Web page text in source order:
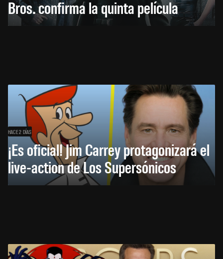
Bros. confirma la quinta película
HACE 2 DÍAS
¡Es oficial! Jim Carrey protagonizará el
live-action de Los Supersónicos